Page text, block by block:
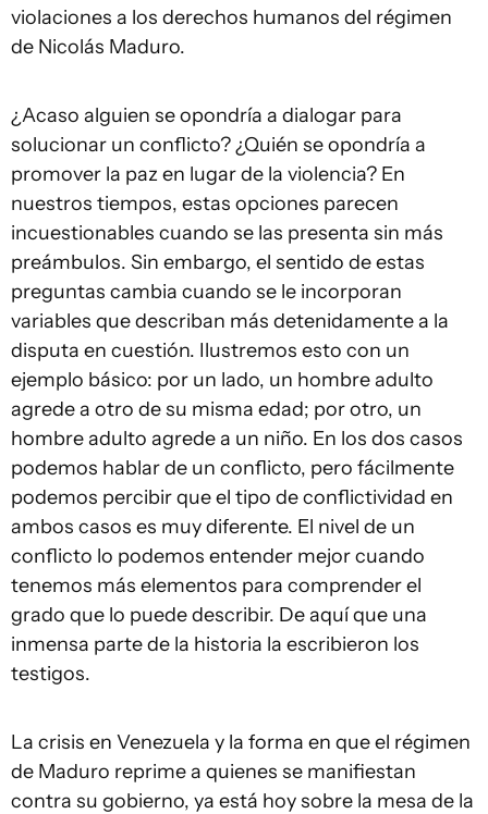
violaciones a los derechos humanos del régimen
de Nicolás Maduro.
¿Acaso alguien se opondría a dialogar para
solucionar un conflicto? ¿Quién se opondría a
promover la paz en lugar de la violencia? En
nuestros tiempos, estas opciones parecen
incuestionables cuando se las presenta sin más
preámbulos. Sin embargo, el sentido de estas
preguntas cambia cuando se le incorporan
variables que describan más detenidamente a la
disputa en cuestión. Ilustremos esto con un
ejemplo básico: por un lado, un hombre adulto
agrede a otro de su misma edad; por otro, un
hombre adulto agrede a un niño. En los dos casos
podemos hablar de un conflicto, pero fácilmente
podemos percibir que el tipo de conflictividad en
ambos casos es muy diferente. El nivel de un
conflicto lo podemos entender mejor cuando
tenemos más elementos para comprender el
grado que lo puede describir. De aquí que una
inmensa parte de la historia la escribieron los
testigos.
La crisis en Venezuela y la forma en que el régimen
de Maduro reprime a quienes se manifiestan
contra su gobierno, ya está hoy sobre la mesa de la